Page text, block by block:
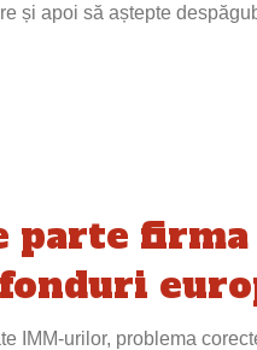
și apoi să aștepte
parte
IMM-urilor, problema